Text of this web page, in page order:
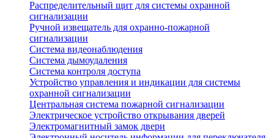
Распределительный щит для системы охранной
сигнализации
Ручной извещатель для охранно-пожарной
сигнализации
Система видеонаблюдения
Система дымоудаления
Система контроля доступа
Устройство управления и индикации для системы
охранной сигнализации
Центральная система пожарной сигнализации
Электрическое устройство открывания дверей
Электромагнитный замок двери